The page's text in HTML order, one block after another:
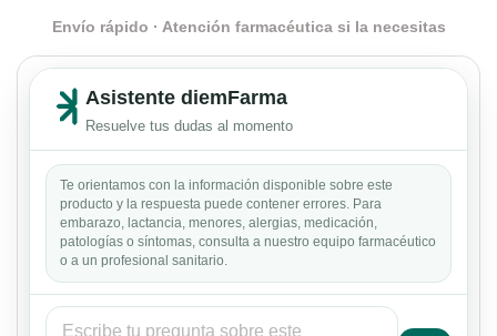
Envío rápido · Atención farmacéutica si la necesitas
Asistente diemFarma
Resuelve tus dudas al momento
Te orientamos con la información disponible sobre este
producto y la respuesta puede contener errores. Para
embarazo, lactancia, menores, alergias, medicación,
patologías o síntomas, consulta a nuestro equipo farmacéutico
o a un profesional sanitario.